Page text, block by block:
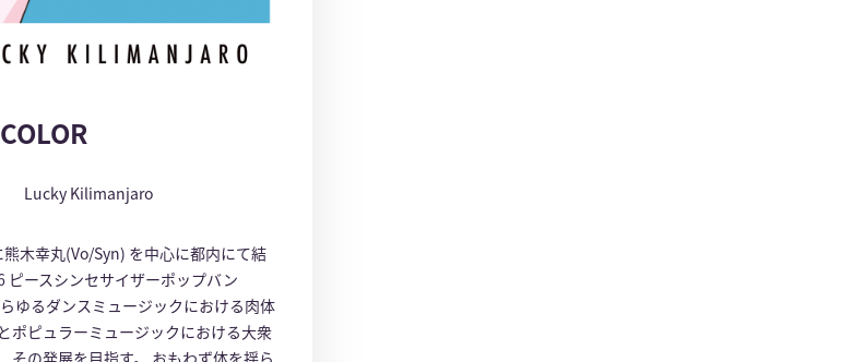
Lucky Kilimanjaro
木幸丸(Vo/Syn) を中心に都内にて結
ピースシンセサイザーポップバン
ゆるダンスミュージックにおける肉体
ポピュラーミュージックにおける大衆
その発展を目指す。 おもわず体を揺ら